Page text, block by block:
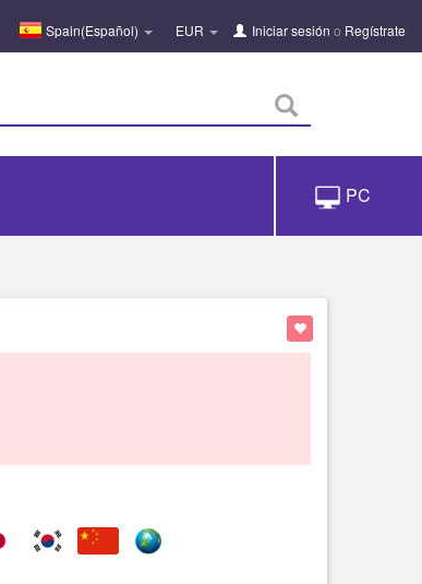
Spain(Español) EUR Iniciar sesión o Regístrate
PC